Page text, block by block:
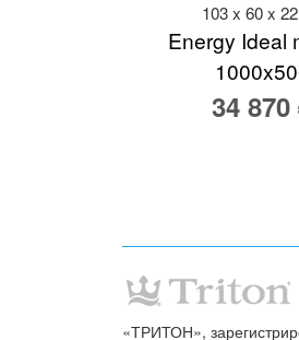
103 x 60 x
Energy Ideal
34 870
«ТРИТОН»,